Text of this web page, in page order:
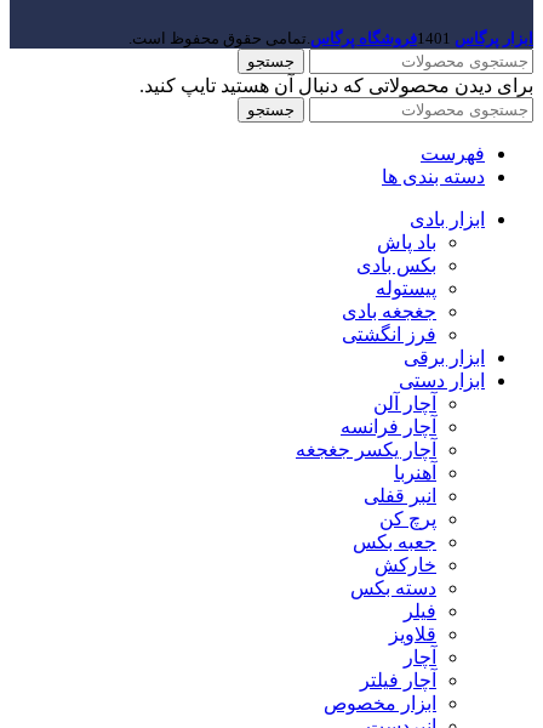
ابزار پرگاس 1401فروشگاه پرگاس .تمامی حقوق محفوظ است.
جستجو
برای دیدن محصولاتی که دنبال آن هستید تایپ کنید.
جستجو
فهرست
دسته بندی ها
ابزار بادی
باد پاش
بکس بادی
پیستوله
جغجغه بادی
فرز انگشتی
ابزار برقی
ابزار دستی
آچار آلن
آچار فرانسه
آچار یکسر جغجغه
آهنربا
انبر قفلی
پرچ کن
جعبه بکس
خارکش
دسته بکس
فیلر
قلاویز
آچار
آچار فیلتر
ابزار مخصوص